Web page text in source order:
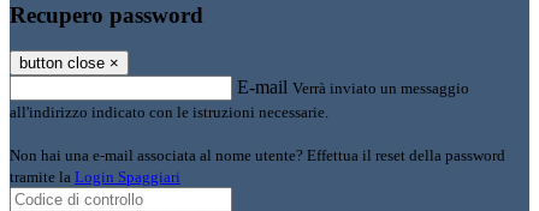
Recupero password
button close ×
E-mail Verrà inviato un messaggio
all'indirizzo indicato con le istruzioni necessarie.
Non hai una e-mail associata al nome utente? Effettua il reset della password
tramite la Login Spaggiari